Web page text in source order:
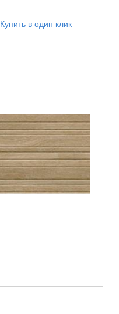
Купить в один клик